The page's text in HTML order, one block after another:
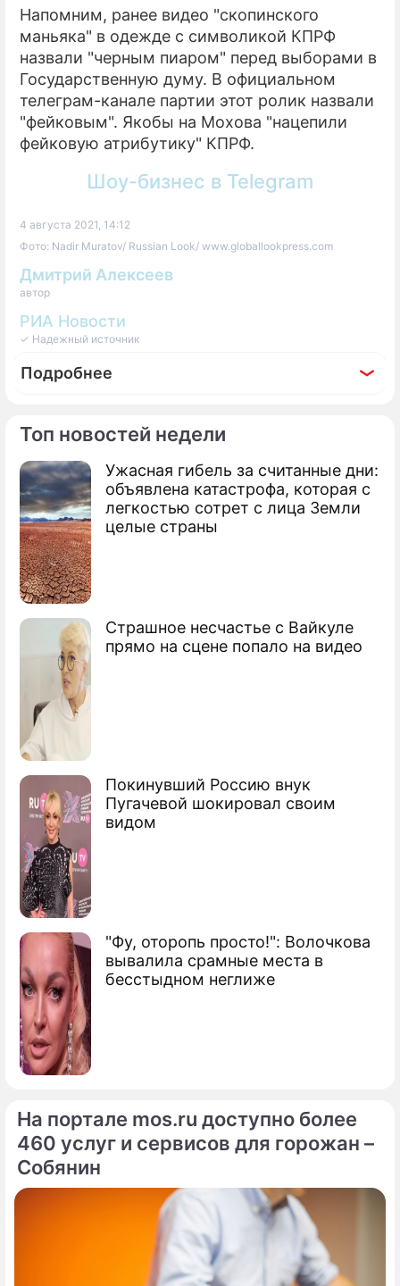
Топ новостей недели
Ужасная гибель за считанные дни:
объявлена катастрофа, которая с
легкостью сотрет с лица Земли
целые страны
Страшное несчастье с Вайкуле
прямо на сцене попало на видео
Покинувший Россию внук
Пугачевой шокировал своим
видом
"Фу, оторопь просто!": Волочкова
вывалила срамные места в
бесстыдном неглиже
Напомним, ранее видео "скопинского
маньяка" в одежде с символикой КПРФ
назвали "черным пиаром" перед выборами в
Государственную думу. В официальном
телеграм-канале партии этот ролик назвали
"фейковым". Якобы на Мохова "нацепили
фейковую атрибутику" КПРФ.
Шоу-бизнес в Telegram
4 августа 2021, 14:12
Фото: Nadir Muratov/ Russian Look/ www.globallookpress.com
Дмитрий Алексеев
автор
РИА Новости
✓ Надежный источник
Подробнее
По теме
Суд арестовал "скопинского маньяка" за
политическую агитацию
Бывшая пленница "скопинского
маньяка" получила госзащиту
На портале mos.ru доступно более
460 услуг и сервисов для горожан –
Собянин